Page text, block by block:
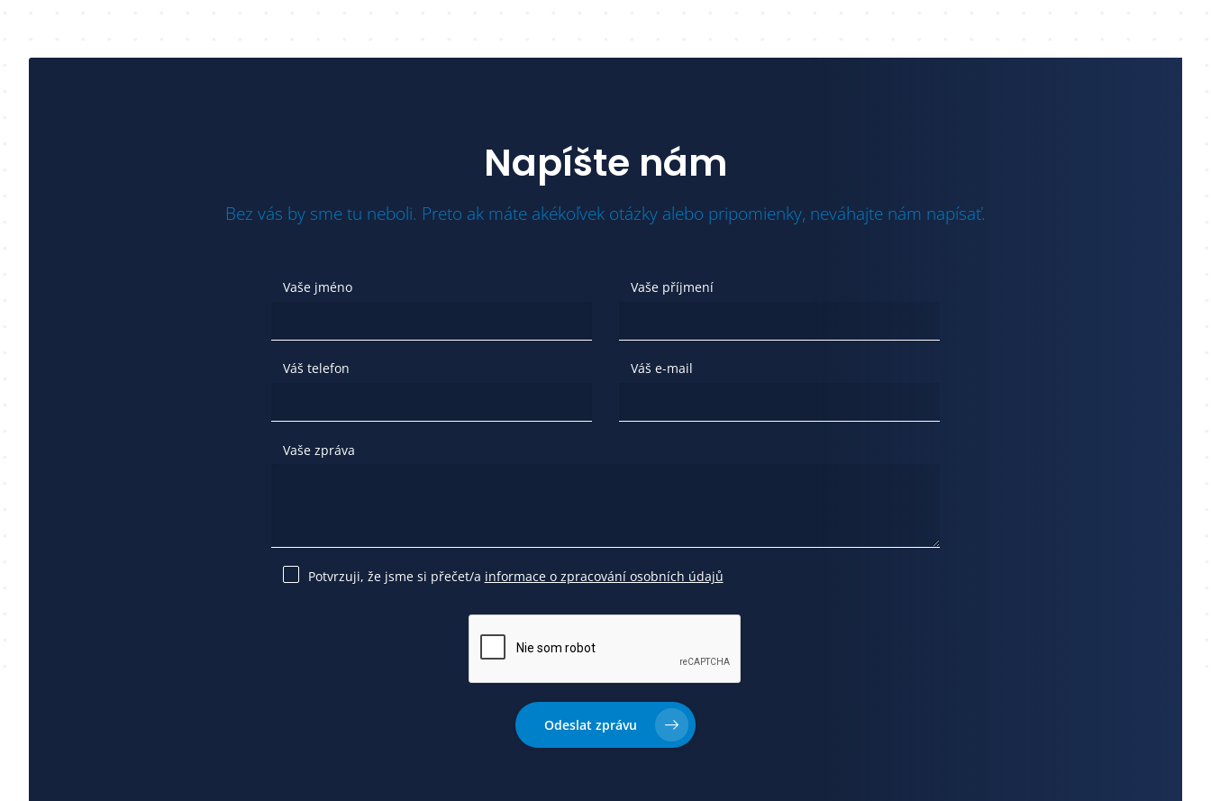
Napíšte nám
Bez vás by sme tu neboli. Preto ak máte akékoľvek otázky alebo pripomienky, neváhajte nám napísať.
Vaše jméno Vaše příjmení
Váš telefon Váš e-mail
Vaše zpráva
Potvrzuji, že jsme si přečet/a informace o zpracování osobních údajů
Odeslat zprávu